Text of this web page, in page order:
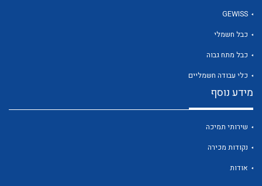
GEWISS
כבל חשמלי
כבל מתח גבוה
כלי עבודה חשמליים
מידע נוסף
שירותי תמיכה
נקודות מכירה
אודות